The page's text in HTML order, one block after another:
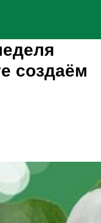
создаём